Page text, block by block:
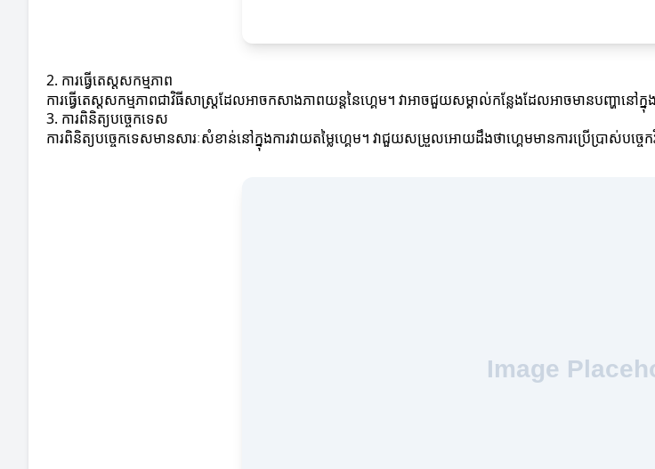
2. ការធ្វើតេស្តសកម្មភាព
ការធ្វើតេស្តសកម្មភាពជាវិធីសាស្ត្រដែលអាចកសាងភាពយន្តនៃហ្គេម។ វាអាចជួយសម្គាល់កន្លែងដែលអាចមានបញ្ហា
3. ការពិនិត្យបច្ចេកទេស
ការពិនិត្យបច្ចេកទេសមានសារៈសំខាន់នៅក្នុងការវាយតម្លៃហ្គេម។ វាជួយសម្រួលអោយដឹងថាហ្គេមមានការប្រើប្រាស់បច្